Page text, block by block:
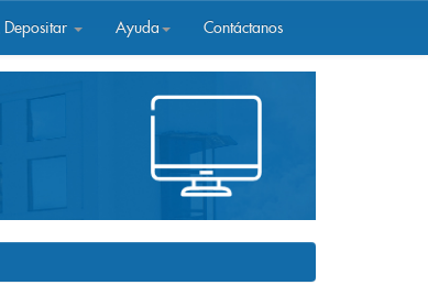
Depositar Ayuda Contáctanos